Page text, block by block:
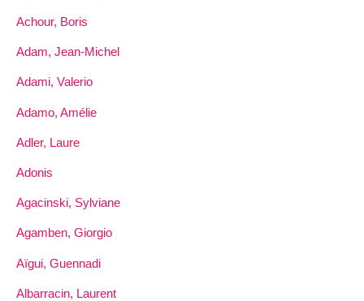
Achour, Boris
Adam, Jean-Michel
Adami, Valerio
Adamo, Amélie
Adler, Laure
Adonis
Agacinski, Sylviane
Agamben, Giorgio
Aïgui, Guennadi
Albarracin, Laurent